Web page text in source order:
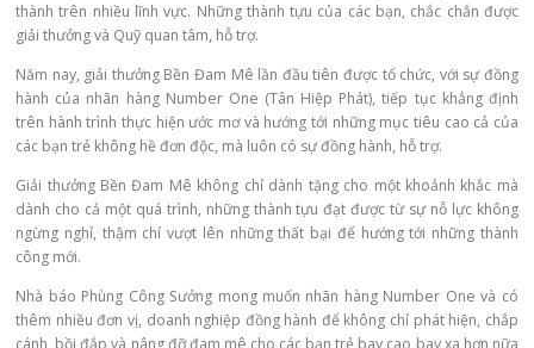
thành trên nhiều lĩnh vực. Những thành tựu của các bạn, chắc chắn được
giải thưởng và Quỹ quan tâm, hỗ trợ.
Năm nay, giải thưởng Bền Đam Mê lần đầu tiên được tổ chức, với sự đồng
hành của nhãn hàng Number One (Tân Hiệp Phát), tiếp tục khẳng định
trên hành trình thực hiện ước mơ và hướng tới những mục tiêu cao cả của
các bạn trẻ không hề đơn độc, mà luôn có sự đồng hành, hỗ trợ.
Giải thưởng Bền Đam Mê không chỉ dành tặng cho một khoảnh khắc mà
dành cho cả một quá trình, những thành tựu đạt được từ sự nỗ lực không
ngừng nghỉ, thậm chí vượt lên những thất bại để hướng tới những thành
công mới.
Nhà báo Phùng Công Sưởng mong muốn nhãn hàng Number One và có
thêm nhiều đơn vị, doanh nghiệp đồng hành để không chỉ phát hiện, chắp
cánh, bồi đắp và nâng đỡ đam mê cho các bạn trẻ bay cao bay xa hơn nữa